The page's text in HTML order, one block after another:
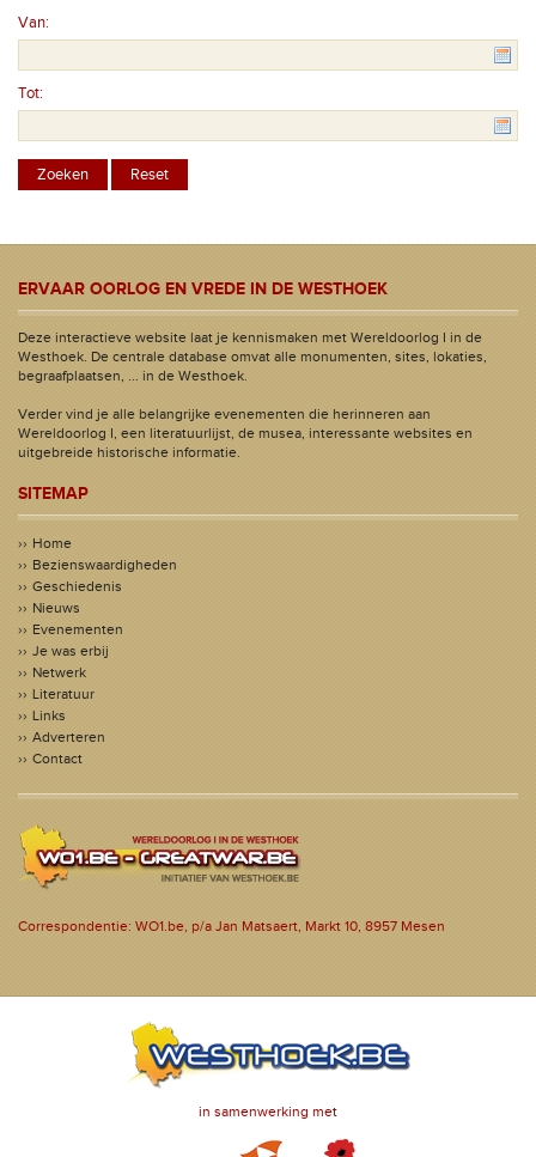
Van:
Tot:
ERVAAR OORLOG EN VREDE IN DE WESTHOEK
Deze interactieve website laat je kennismaken met Wereldoorlog I in de
Westhoek. De centrale database omvat alle monumenten, sites, lokaties,
begraafplaatsen, ... in de Westhoek.
Verder vind je alle belangrijke evenementen die herinneren aan
Wereldoorlog I, een literatuurlijst, de musea, interessante websites en
uitgebreide historische informatie.
SITEMAP
Home
Bezienswaardigheden
Geschiedenis
Nieuws
Evenementen
Je was erbij
Netwerk
Literatuur
Links
Adverteren
Contact
Correspondentie: WO1.be, p/a Jan Matsaert, Markt 10, 8957 Mesen
in samenwerking met